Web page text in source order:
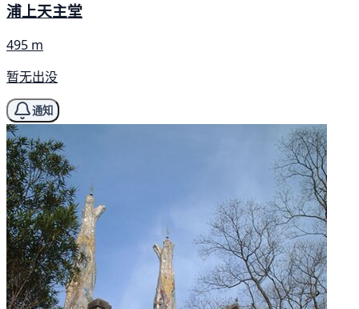
浦上天主堂
495 m
暂无出没
通知